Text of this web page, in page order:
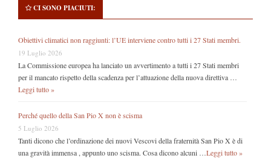
CI SONO PIACIUTI:
Obiettivi climatici non raggiunti: l’UE interviene contro tutti i 27 Stati membri.
19 Luglio 2026
La Commissione europea ha lanciato un avvertimento a tutti i 27 Stati membri
per il mancato rispetto della scadenza per l’attuazione della nuova direttiva …
Leggi tutto »
Perché quello della San Pio X non è scisma
5 Luglio 2026
Tanti dicono che l’ordinazione dei nuovi Vescovi della fraternità San Pio X è di
una gravità immensa , appunto uno scisma. Cosa dicono alcuni … Leggi tutto »